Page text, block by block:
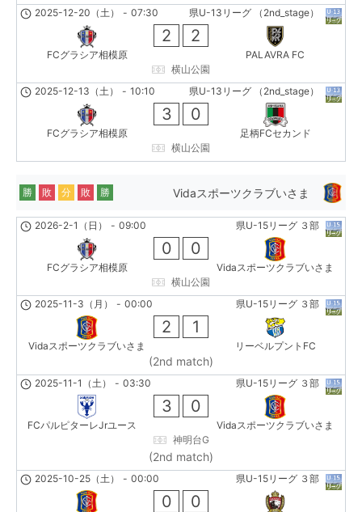
県U-13リーグ （2nd_stage）
2025-12-20（土） - 07:30
FCグラシア相模原
2 2
PALAVRA FC
横山公園
県U-13リーグ （2nd_stage）
2025-12-13（土） - 10:10
FCグラシア相模原
3 0
足柄FCセカンド
横山公園
Vidaスポーツクラブいさま
勝 敗 分 敗 勝
県U-15リーグ ３部
2026-2-1（日） - 09:00
FCグラシア相模原
0 0
Vidaスポーツクラブいさま
横山公園
県U-15リーグ ３部
2025-11-3（月） - 00:00
Vidaスポーツクラブいさま
2 1
リーベルプントFC
(2nd match)
県U-15リーグ ３部
2025-11-1（土） - 03:30
FCパルピターレJrユース
3 0
Vidaスポーツクラブいさま
神明台G
(2nd match)
県U-15リーグ ３部
2025-10-25（土） - 00:00
0 0